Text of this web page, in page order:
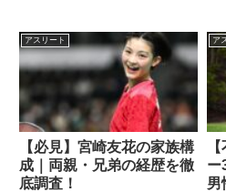
アスリート
【必見】宮崎友花の家族構
成｜両親・兄弟の経歴を徹
底調査！
ア
ー
男